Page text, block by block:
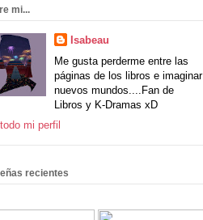
mi...
Isabeau
Me gusta perderme entre las
páginas de los libros e imaginar
nuevos mundos....Fan de
Libros y K-Dramas xD
mi perfil
recientes